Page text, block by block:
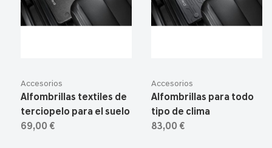
Accesorios
Alfombrillas textiles de
terciopelo para el suelo
69,00 €
Accesorios
Alfombrillas para todo
tipo de clima
83,00 €